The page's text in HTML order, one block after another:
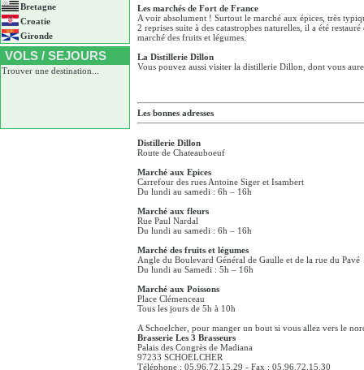
Bretagne
Croatie
Gironde
VOLS / SEJOURS
Trouver une destination...
Les marchés de Fort de France
A voir absolument ! Surtout le marché aux épices, très
2 reprises suite à des catastrophes naturelles, il a été
marché des fruits et légumes.
La Distillerie Dillon
Vous pouvez aussi visiter la distillerie Dillon, dont vous
Les bonnes adresses
Distillerie Dillon
Route de Chateauboeuf
Marché aux Epices
Carrefour des rues Antoine Siger et Isambert
Du lundi au samedi : 6h – 16h
Marché aux fleurs
Rue Paul Nardal
Du lundi au samedi : 6h – 16h
Marché des fruits et légumes
Angle du Boulevard Général de Gaulle et de la rue du Pavé
Du lundi au Samedi : 5h – 16h
Marché aux Poissons
Place Clémenceau
Tous les jours de 5h à 10h
A Schoelcher, pour manger un bout si vous allez vers le
Brasserie Les 3 Brasseurs
Palais des Congrès de Madiana
97233 SCHOELCHER
Téléphone : 05.96.72.15.29 - Fax : 05.96.72.15.30